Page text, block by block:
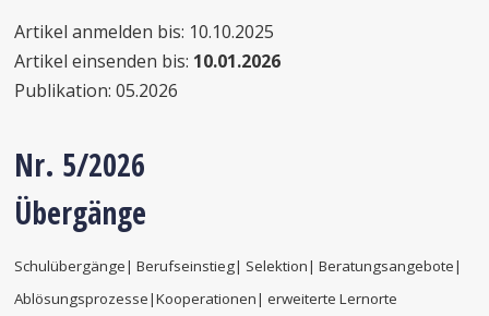
Artikel anmelden bis: 10.10.2025
Artikel einsenden bis: 10.01.2026
Publikation: 05.2026
Nr. 5/2026
Übergänge
Schulübergänge| Berufseinstieg| Selektion| Beratungsangebote|
Ablösungsprozesse|Kooperationen| erweiterte Lernorte